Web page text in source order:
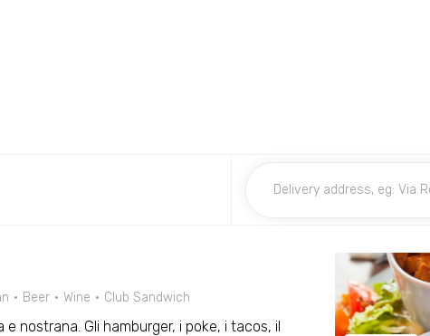
Beer Wine Club Sandwich
nostrana. Gli hamburger, i poke, i tacos, il